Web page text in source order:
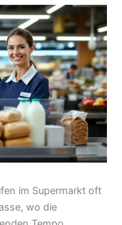
im Supermarkt oft
wo die